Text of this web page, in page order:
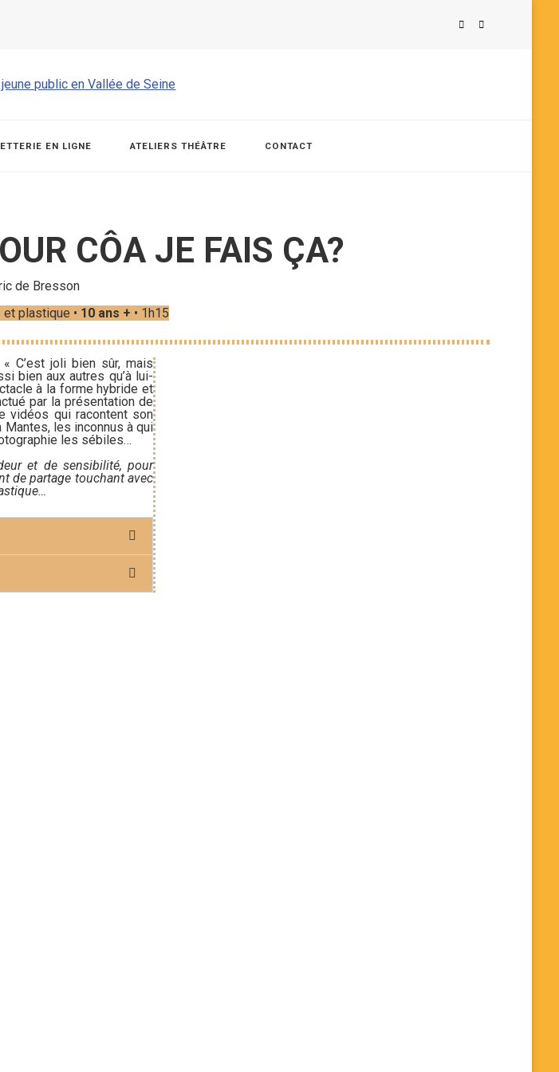
EN LIGNE ATELIERS THÉÂTRE CONTACT
CÔA JE FAIS ÇA?
de Bresson
plastique • 10 ans + • 1h15
C’est joli bien sûr, mais
bien aux autres qu’à lui-
à la forme hybride et
par la présentation de
vidéos qui racontent son
Mantes, les inconnus à qui
les sébiles…
et de sensibilité, pour
de partage touchant avec